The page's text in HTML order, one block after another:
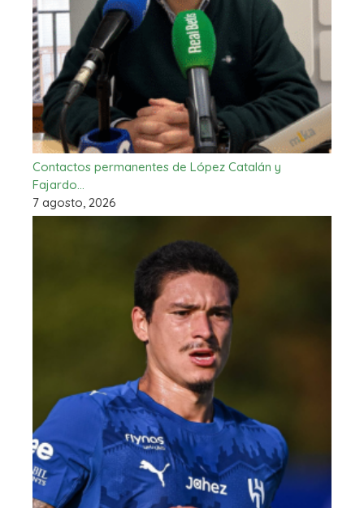
Contactos permanentes de López Catalán y
Fajardo…
7 agosto, 2026